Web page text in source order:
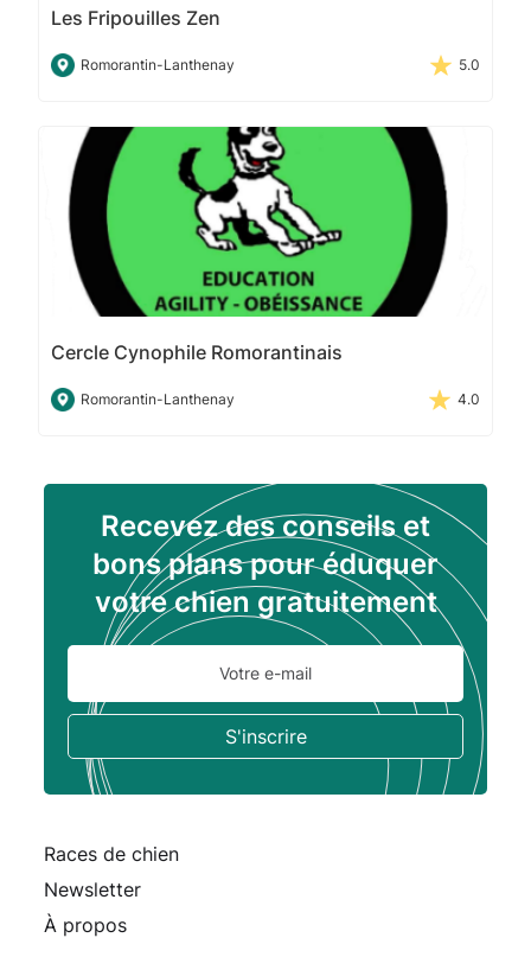
Les Fripouilles Zen
Romorantin-Lanthenay 5.0
Cercle Cynophile Romorantinais
Romorantin-Lanthenay 4.0
Recevez des conseils et
bons plans pour éduquer
votre chien gratuitement
Races de chien
Newsletter
À propos